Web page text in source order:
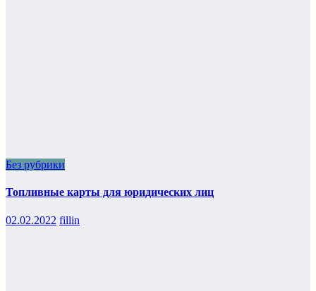
Без рубрики
Топливные карты для юридических лиц
02.02.2022 fillin